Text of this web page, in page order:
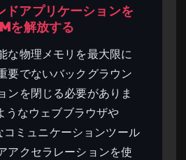
ドアプリケーションを
を解放する
な物理メモリを最大限に
要でないバックグラウン
ンを閉じる必要がありま
なウェブブラウザや
ミュニケーションツール
アクセラレーションを使